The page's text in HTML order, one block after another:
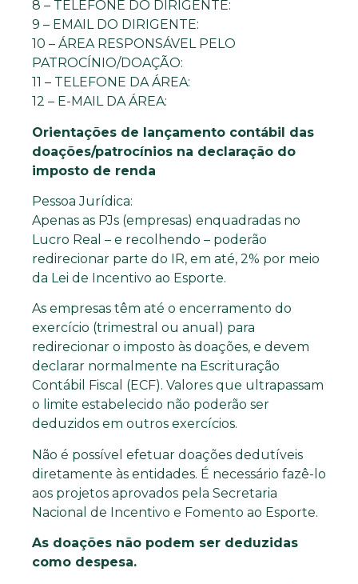
8 – TELEFONE DO DIRIGENTE:
9 – EMAIL DO DIRIGENTE:
10 – ÁREA RESPONSÁVEL PELO
PATROCÍNIO/DOAÇÃO:
11 – TELEFONE DA ÁREA:
12 – E-MAIL DA ÁREA:
Orientações de lançamento contábil das
doações/patrocínios na declaração do
imposto de renda
Pessoa Jurídica:
Apenas as PJs (empresas) enquadradas no
Lucro Real – e recolhendo – poderão
redirecionar parte do IR, em até, 2% por meio
da Lei de Incentivo ao Esporte.
As empresas têm até o encerramento do
exercício (trimestral ou anual) para
redirecionar o imposto às doações, e devem
declarar normalmente na Escrituração
Contábil Fiscal (ECF). Valores que ultrapassam
o limite estabelecido não poderão ser
deduzidos em outros exercícios.
Não é possível efetuar doações dedutíveis
diretamente às entidades. É necessário fazê-lo
aos projetos aprovados pela Secretaria
Nacional de Incentivo e Fomento ao Esporte.
As doações não podem ser deduzidas
como despesa.